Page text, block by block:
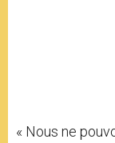
« Nous ne